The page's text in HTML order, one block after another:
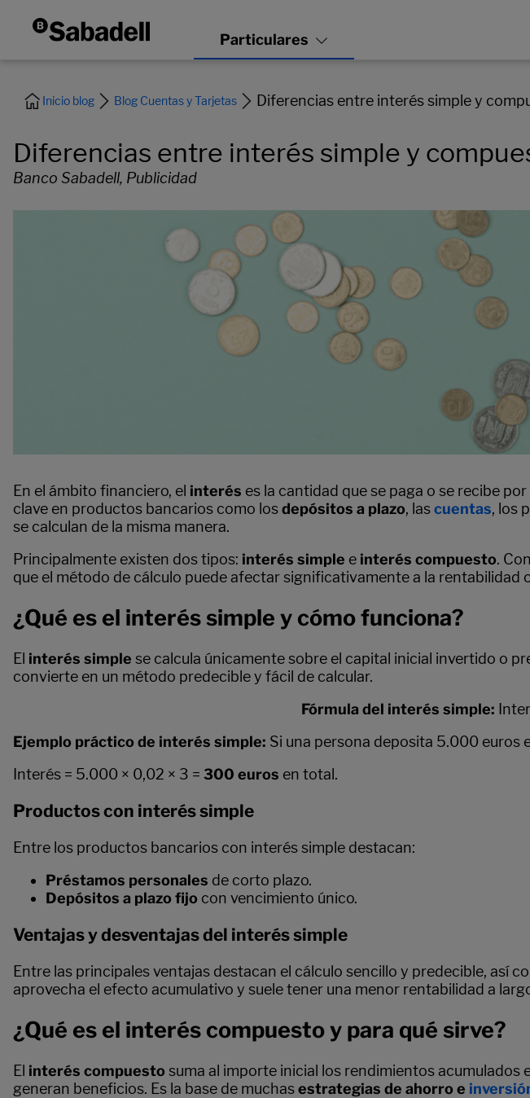
Inicio blog Blog Cuentas y Tarjetas Diferencias entre interés simple y
Diferencias entre interés simple y
Banco Sabadell, Publicidad
En el ámbito financiero, el interés es la cantidad que se paga o se recibe
clave en productos bancarios como losdepósitos a plazo, lascuentas, los
se calculan de la misma manera.
Principalmente existen dos tipos: interés simple e interés compuesto.
que el método de cálculo puede afectar significativamente a la rentabilidad
¿Qué es el interés simple y cómo funciona?
El interés simple se calcula únicamente sobre el capital inicial invertido o
convierte en un método predecible y fácil de calcular.
Fórmula del interés simple:
Ejemplo práctico de interés simple: Si una persona deposita 5.000 euros
Interés = 5.000 × 0,02 × 3 = 300 euros en total.
Productos con interés simple
Entre los productos bancarios con interés simple destacan:
Préstamos personales de corto plazo.
Depósitos a plazo fijo con vencimiento único.
Ventajas y desventajas del interés simple
Entre las principales ventajas destacan el cálculo sencillo y predecible, así
aprovecha el efecto acumulativo y suele tener una menor rentabilidad a
¿Qué es el interés compuesto y para qué sirve?
El interés compuesto suma al importe inicial los rendimientos acumulados
generan beneficios. Es la base de muchasestrategias de ahorro e